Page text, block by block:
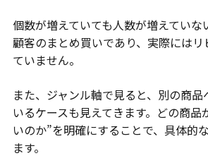
個数が増えていても人数が増えていな
顧客のまとめ買いであり、実際には
ていません。
また、ジャンル軸で見ると、別の商
いるケースも見えてきます。どの商品
いのか”を明確にすることで、具体的
ます。